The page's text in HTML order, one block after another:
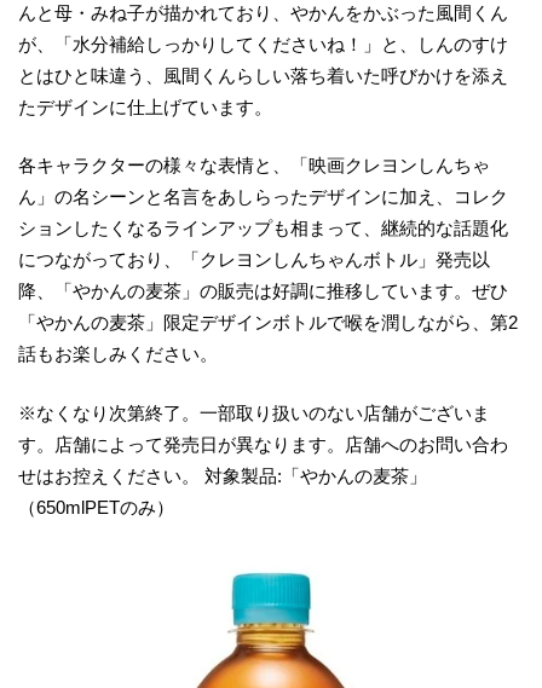
んと母・みね子が描かれており、やかんをかぶった風間くん
が、「水分補給しっかりしてくださいね！」と、しんのすけ
とはひと味違う、風間くんらしい落ち着いた呼びかけを添え
たデザインに仕上げています。
各キャラクターの様々な表情と、「映画クレヨンしんちゃ
ん」の名シーンと名言をあしらったデザインに加え、コレク
ションしたくなるラインアップも相まって、継続的な話題化
につながっており、「クレヨンしんちゃんボトル」発売以
降、「やかんの麦茶」の販売は好調に推移しています。ぜひ
「やかんの麦茶」限定デザインボトルで喉を潤しながら、第2
話もお楽しみください。
※なくなり次第終了。一部取り扱いのない店舗がございま
す。店舗によって発売日が異なります。店舗へのお問い合わ
せはお控えください。 対象製品:「やかんの麦茶」
（650mlPETのみ）